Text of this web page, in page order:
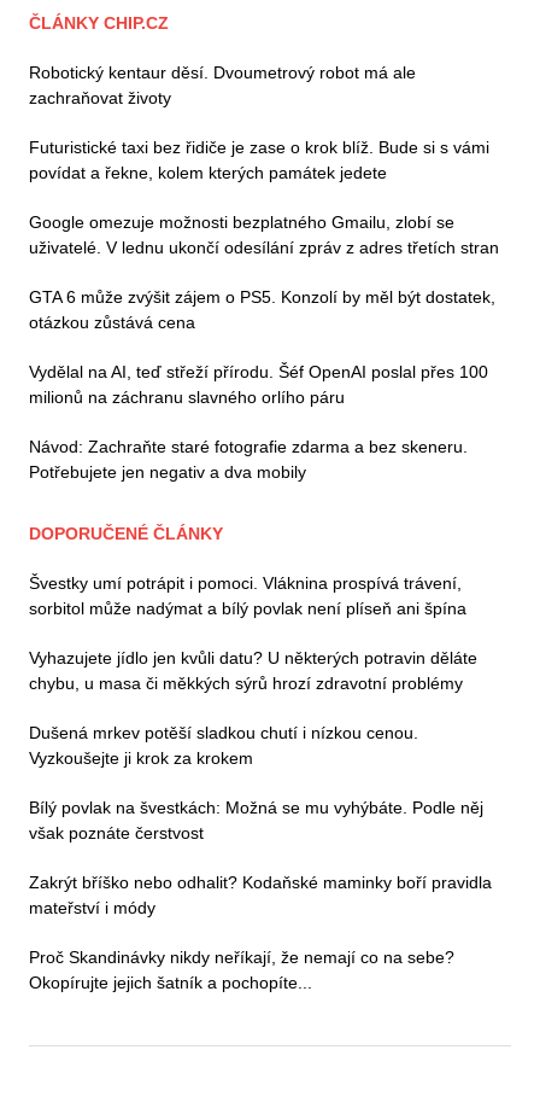
ČLÁNKY CHIP.CZ
Robotický kentaur děsí. Dvoumetrový robot má ale
zachraňovat životy
Futuristické taxi bez řidiče je zase o krok blíž. Bude si s vámi
povídat a řekne, kolem kterých památek jedete
Google omezuje možnosti bezplatného Gmailu, zlobí se
uživatelé. V lednu ukončí odesílání zpráv z adres třetích stran
GTA 6 může zvýšit zájem o PS5. Konzolí by měl být dostatek,
otázkou zůstává cena
Vydělal na AI, teď střeží přírodu. Šéf OpenAI poslal přes 100
milionů na záchranu slavného orlího páru
Návod: Zachraňte staré fotografie zdarma a bez skeneru.
Potřebujete jen negativ a dva mobily
DOPORUČENÉ ČLÁNKY
Švestky umí potrápit i pomoci. Vláknina prospívá trávení,
sorbitol může nadýmat a bílý povlak není plíseň ani špína
Vyhazujete jídlo jen kvůli datu? U některých potravin děláte
chybu, u masa či měkkých sýrů hrozí zdravotní problémy
Dušená mrkev potěší sladkou chutí i nízkou cenou.
Vyzkoušejte ji krok za krokem
Bílý povlak na švestkách: Možná se mu vyhýbáte. Podle něj
však poznáte čerstvost
Zakrýt bříško nebo odhalit? Kodaňské maminky boří pravidla
mateřství i módy
Proč Skandinávky nikdy neříkají, že nemají co na sebe?
Okopírujte jejich šatník a pochopíte...